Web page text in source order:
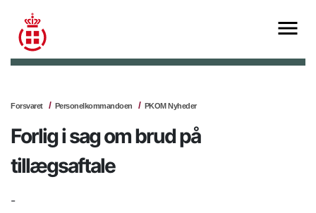
Forsvaret Personelkommandoen PKOM Nyheder
Forlig i sag om brud på
tillægsaftale
-